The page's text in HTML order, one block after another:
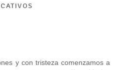
y con tristeza comenzamos a